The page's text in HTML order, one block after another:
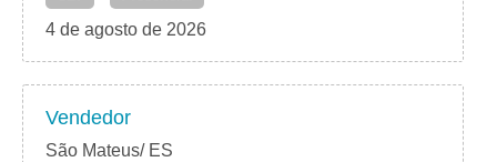
4 de agosto de 2026
Vendedor
São Mateus/ ES